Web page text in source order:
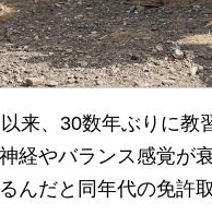
来、30数年ぶりに教
経やバランス感覚が
んだと同年代の免許